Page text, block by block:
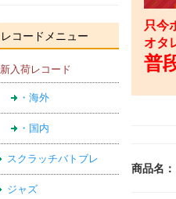
レコードメニュー
新入荷レコード
・海外
・国内
スクラッチバトブレ
ジャズ
只今
オタ
普
商品名